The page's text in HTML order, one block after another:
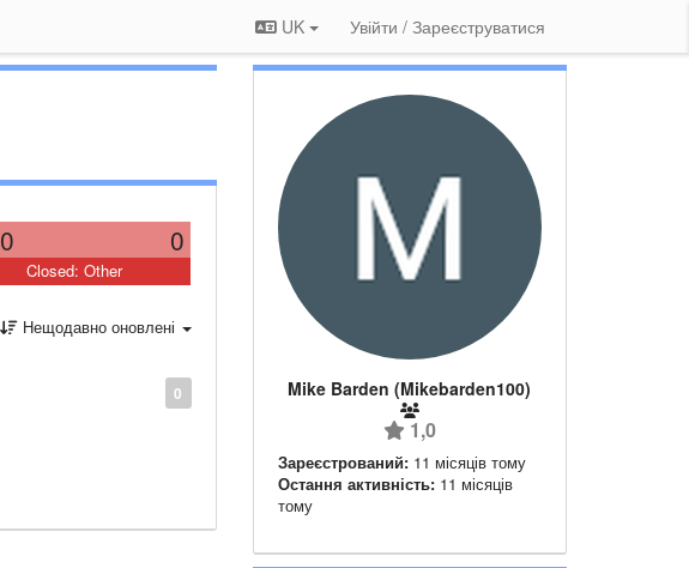
UK Увійти / Зареєструватися
0 0
Closed: Other
Нещодавно оновлені
0 Mike Barden (Mikebarden100)
1,0
Зареєстрований: 11 місяців тому
Остання активність: 11 місяців
тому